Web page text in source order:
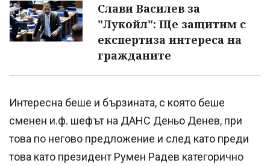
Слави Василев за
"Лукойл": Ще защитим с
експертиза интереса на
гражданите
Интересна беше и бързината, с която беше
сменен и.ф. шефът на ДАНС Деньо Денев, при
това по негово предложение и след като преди
това като президент Румен Радев категорично